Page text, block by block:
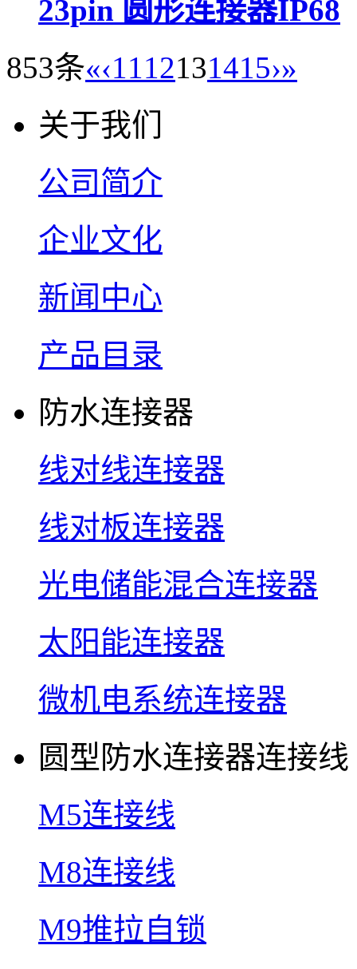
23pin 圆形连接器IP68
853条«‹1112131415›»
关于我们
公司简介
企业文化
新闻中心
产品目录
防水连接器
线对线连接器
线对板连接器
光电储能混合连接器
太阳能连接器
微机电系统连接器
圆型防水连接器连接线
M5连接线
M8连接线
M9推拉自锁